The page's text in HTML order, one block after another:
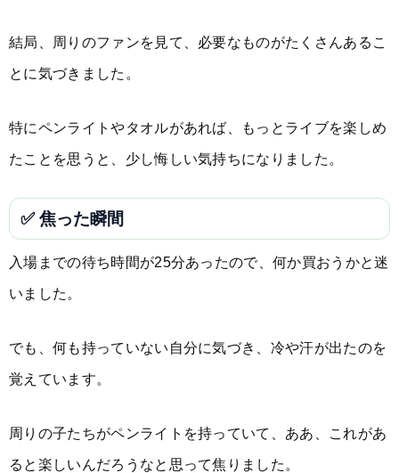
結局、周りのファンを見て、必要なものがたくさんあるこ
とに気づきました。
特にペンライトやタオルがあれば、もっとライブを楽しめ
たことを思うと、少し悔しい気持ちになりました。
✅ 焦った瞬間
入場までの待ち時間が25分あったので、何か買おうかと迷
いました。
でも、何も持っていない自分に気づき、冷や汗が出たのを
覚えています。
周りの子たちがペンライトを持っていて、ああ、これがあ
ると楽しいんだろうなと思って焦りました。